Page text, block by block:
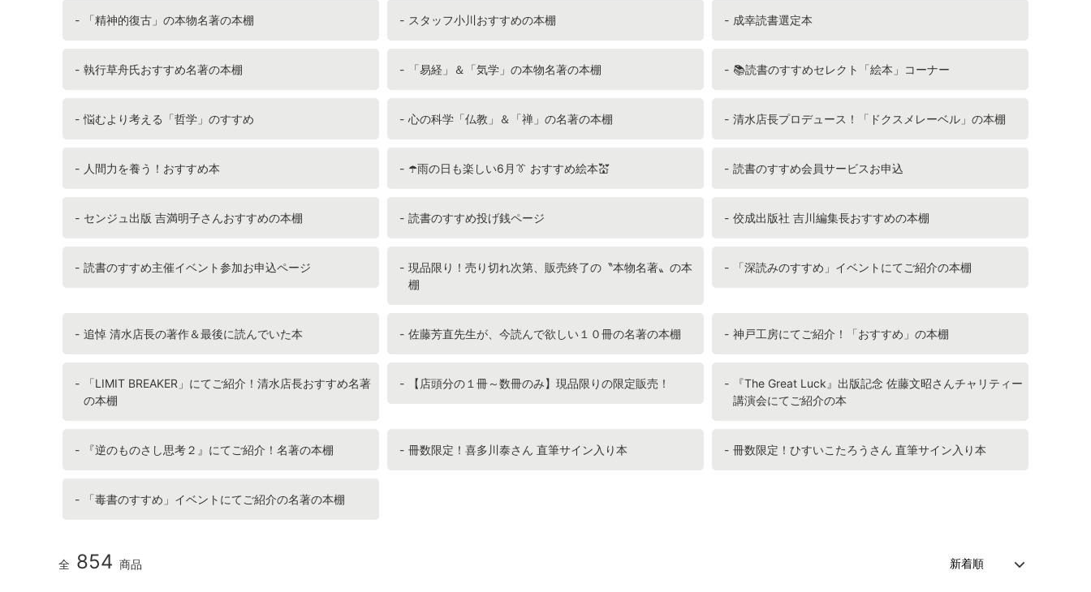
「精神的復古」の本物名著の本棚 スタッフ小川おすすめの本棚 成幸読書選定本
執行草舟氏おすすめ名著の本棚 「易経」＆「気学」の本物名著の本棚 📚読書のすすめセレクト「絵本」コーナー
悩むより考える「哲学」のすすめ 心の科学「仏教」＆「禅」の名著の本棚 清水店長プロデュース！「ドクスメレーベル」の本棚
人間力を養う！おすすめ本 ☂️雨の日も楽しい6月👔 おすすめ絵本💒 読書のすすめ会員サービスお申込
センジュ出版 吉満明子さんおすすめの本棚 読書のすすめ投げ銭ページ 佼成出版社 吉川編集長おすすめの本棚
読書のすすめ主催イベント参加お申込ページ
現品限り！売り切れ次第、販売終了の〝本物名著〟の本
棚
「深読みのすすめ」イベントにてご紹介の本棚
追悼 清水店長の著作＆最後に読んでいた本 佐藤芳直先生が、今読んで欲しい１０冊の名著の本棚 神戸工房にてご紹介！「おすすめ」の本棚
「LIMIT BREAKER」にてご紹介！清水店長おすすめ名著
の本棚
【店頭分の１冊～数冊のみ】現品限りの限定販売！
『The Great Luck』出版記念 佐藤文昭さんチャリティー
講演会にてご紹介の本
『逆のものさし思考２』にてご紹介！名著の本棚 冊数限定！喜多川泰さん 直筆サイン入り本 冊数限定！ひすいこたろうさん 直筆サイン入り本
「毒書のすすめ」イベントにてご紹介の名著の本棚
全 854 商品